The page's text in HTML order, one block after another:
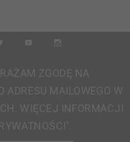
ZGODĘ NA
ADRESU MAILOWEGO W
WIĘCEJ INFORMACJI